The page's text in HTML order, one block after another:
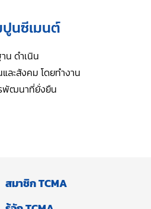
นซีเมนต์
น ดำเนิน
ะสังคม โดยทำงาน
รพัฒนาที่ยั่งยืน
สมาชิก TCMA